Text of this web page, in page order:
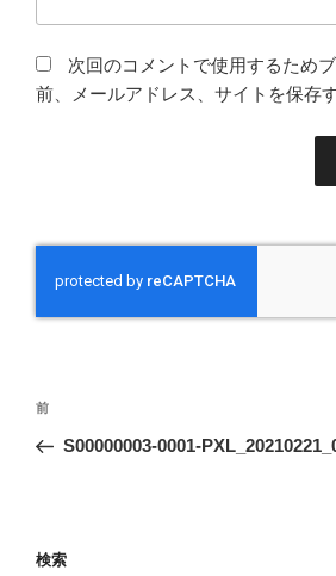
次回のコメントで使用するため
前、メールアドレス、サイトを保存す
投
ナ
ー
前
の
前
S00000003-0001-
検索